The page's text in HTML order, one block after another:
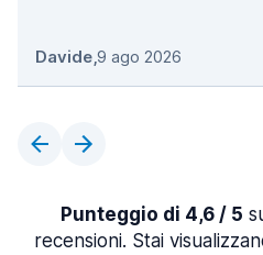
Davide,9 ago 2026
Punteggio di 4,6 / 5
recensioni. Stai